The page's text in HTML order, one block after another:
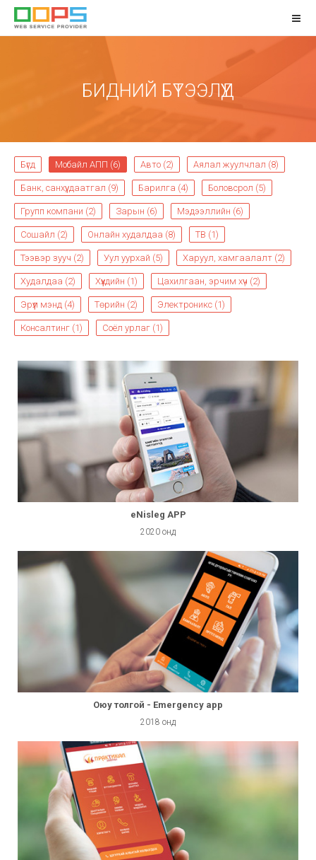
БИДНИЙ БҮТЭЭЛҮҮД
Бүгд Мобайл АПП (6) Авто (2) Аялал жуулчлал (8)
Банк, санхүү, даатгал (9) Барилга (4) Боловсрол (5)
Групп компани (2) Зарын (6) Мэдээллийн (6)
Сошайл (2) Онлайн худалдаа (8) ТВ (1)
Тээвэр зууч (2) Уул уурхай (5) Харуул, хамгаалалт (2)
Худалдаа (2) Хүүхдийн (1) Цахилгаан, эрчим хүч (2)
Эрүүл мэнд (4) Төрийн (2) Электроникс (1)
Консалтинг (1) Соёл урлаг (1)
eNisleg APP
2020 онд
Оюу толгой - Emergency app
2018 онд